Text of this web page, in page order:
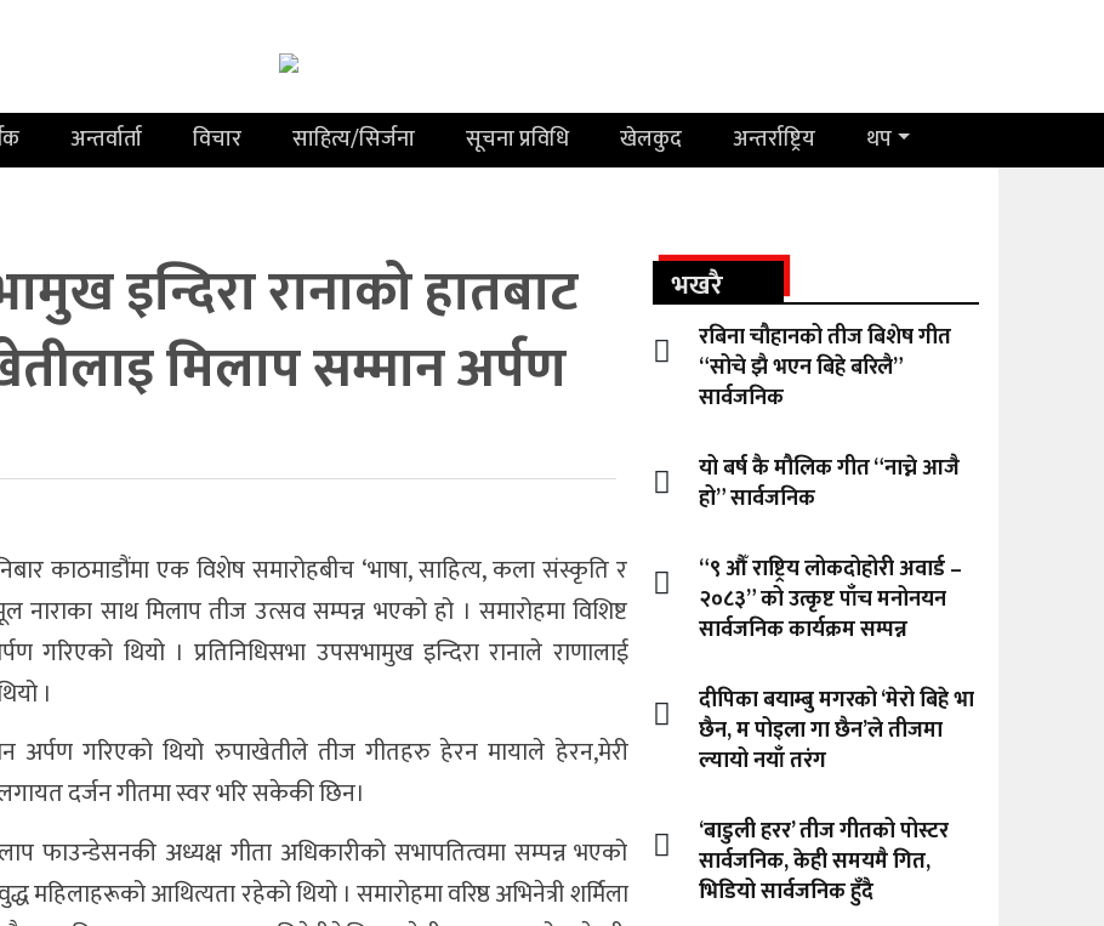
अन्तर्वार्ता विचार साहित्य/सिर्जना सूचना प्रविधि खेलकुद अन्तर्राष्ट्रिय थप
इन्दिरा रानाको हातबाट
मिलाप सम्मान अर्पण
काठमाडौंमा एक विशेष समारोहबीच ‘भाषा, साहित्य, कला संस्कृति र
नाराका साथ मिलाप तीज उत्सव सम्पन्न भएको हो । समारोहमा विशिष्ट
गरिएको थियो । प्रतिनिधिसभा उपसभामुख इन्दिरा रानाले राणालाई
।
अर्पण गरिएको थियो रुपाखेतीले तीज गीतहरु हेरन मायाले हेरन,मेरी
दर्जन गीतमा स्वर भरि सकेकी छिन।
फाउन्डेसनकी अध्यक्ष गीता अधिकारीको सभापतित्वमा सम्पन्न भएको
महिलाहरूको आथित्यता रहेको थियो । समारोहमा वरिष्ठ अभिनेत्री शर्मिला
भखरै
रबिना चौहानको तीज बिशेष गीत
“सोचे झै भएन बिहे बरिलै”
सार्वजनिक
यो बर्ष कै मौलिक गीत “नाच्ने आजै
हो” सार्वजनिक
“९ औँ राष्ट्रिय लोकदोहोरी अवार्ड –
२०८३” को उत्कृष्ट पाँच मनोनयन
सार्वजनिक कार्यक्रम सम्पन्न
दीपिका बयाम्बु मगरको ‘मेरो बिहे भा
छैन, म पोइला गा छैन’ले तीजमा
ल्यायो नयाँ तरंग
‘बाडुली हरर’ तीज गीतको पोस्टर
सार्वजनिक, केही समयमै गित,
भिडियो सार्वजनिक हुँदै